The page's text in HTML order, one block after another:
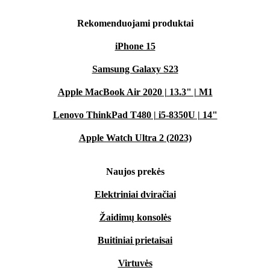
Rekomenduojami produktai
iPhone 15
Samsung Galaxy S23
Apple MacBook Air 2020 | 13.3" | M1
Lenovo ThinkPad T480 | i5-8350U | 14"
Apple Watch Ultra 2 (2023)
Naujos prekės
Elektriniai dviračiai
Žaidimų konsolės
Buitiniai prietaisai
Virtuvės